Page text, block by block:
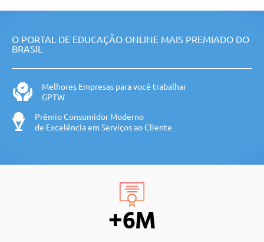
O PORTAL DE EDUCAÇÃO ONLINE MAIS PREMIADO DO
BRASIL
Melhores Empresas para você trabalhar
GPTW
Prêmio Consumidor Moderno
de Excelência em Serviços ao Cliente
+6M